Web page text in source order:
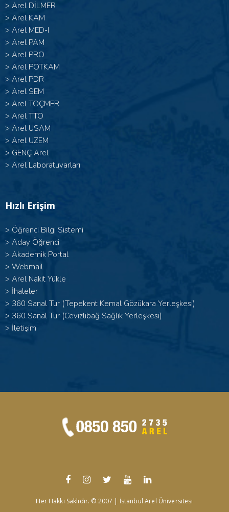
> Arel DİLMER
> Arel KAM
> Arel MED-I
> Arel PAM
> Arel PRO
> Arel POTKAM
> Arel PDR
> Arel SEM
> Arel TOÇMER
> Arel TTO
> Arel USAM
> Arel UZEM
> GENÇ Arel
> Arel Laboratuvarları
Hızlı Erişim
> Öğrenci Bilgi Sistemi
> Aday Öğrenci
> Akademik Portal
> Webmail
> Arel Nakit Yükle
> İhaleler
> 360 Sanal Tur (Tepekent Kemal Gözükara Yerleşkesi)
> 360 Sanal Tur (Cevizlibağ Sağlık Yerleşkesi)
> İletişim
Her Hakkı Saklıdır. © 2007 | İstanbul Arel Üniversitesi